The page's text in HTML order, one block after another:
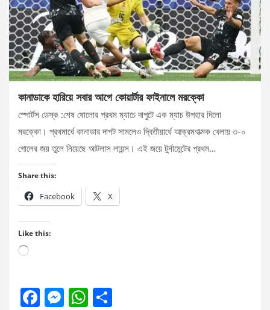
কানাডাকে হারিয়ে সবার আগে কোয়ার্টার ফাইনালে মরক্কো
স্পোর্টস ডেস্ক :শেষ ষোলোর প্রথম ম্যাচে দাপুটে এক ম্যাচ উপহার দিলো
মরক্কো। প্রথমার্ধে কানাডার দাপট সামলেও দ্বিতীয়ার্ধে আক্রমণাত্মক খেলায় ৩-০
গোলের জয় তুলে নিয়েছে আটলাস লায়ন্স। এই জয়ে টুর্নামেন্টের প্রথম…
Share this:
Facebook X
Like this:
Loading…
F
M W